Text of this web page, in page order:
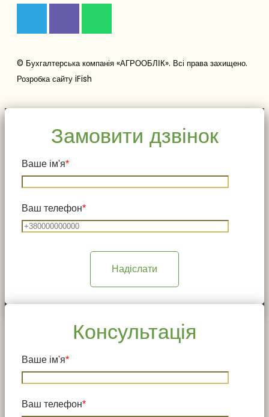
© Бухгалтерська компанія «АГРООБЛІК». Всі права захищено.
Розробка сайту iFish
Замовити дзвінок
Ваше ім'я*
Ваш телефон*
Консультація
Ваше ім'я*
Ваш телефон*